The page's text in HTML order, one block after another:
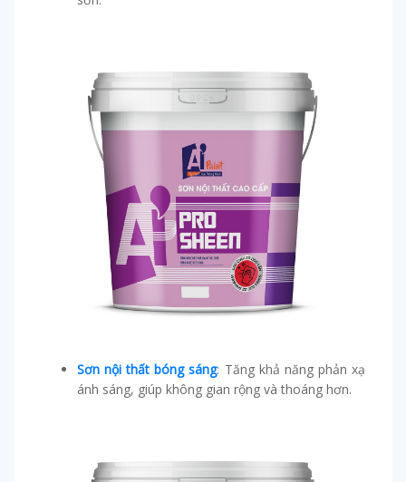
Sơn nội thất bóng sáng: Tăng khả năng phản xạ
ánh sáng, giúp không gian rộng và thoáng hơn.